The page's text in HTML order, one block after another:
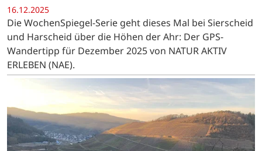
16.12.2025
Die WochenSpiegel-Serie geht dieses Mal bei Sierscheid
und Harscheid über die Höhen der Ahr: Der GPS-
Wandertipp für Dezember 2025 von NATUR AKTIV
ERLEBEN (NAE).